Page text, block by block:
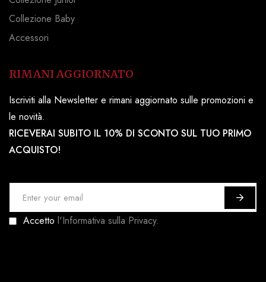
Collezione Baby
Accessori
RIMANI AGGIORNATO
Iscriviti alla Newsletter e rimani aggiornato sulle promozioni e
le novità.
RICEVERAI SUBITO IL 10% DI SCONTO SUL TUO PRIMO
ACQUISTO!
c
Accetto l'Informativa sulla Privacy.